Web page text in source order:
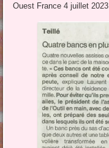
Ouest France 4 juillet 2023